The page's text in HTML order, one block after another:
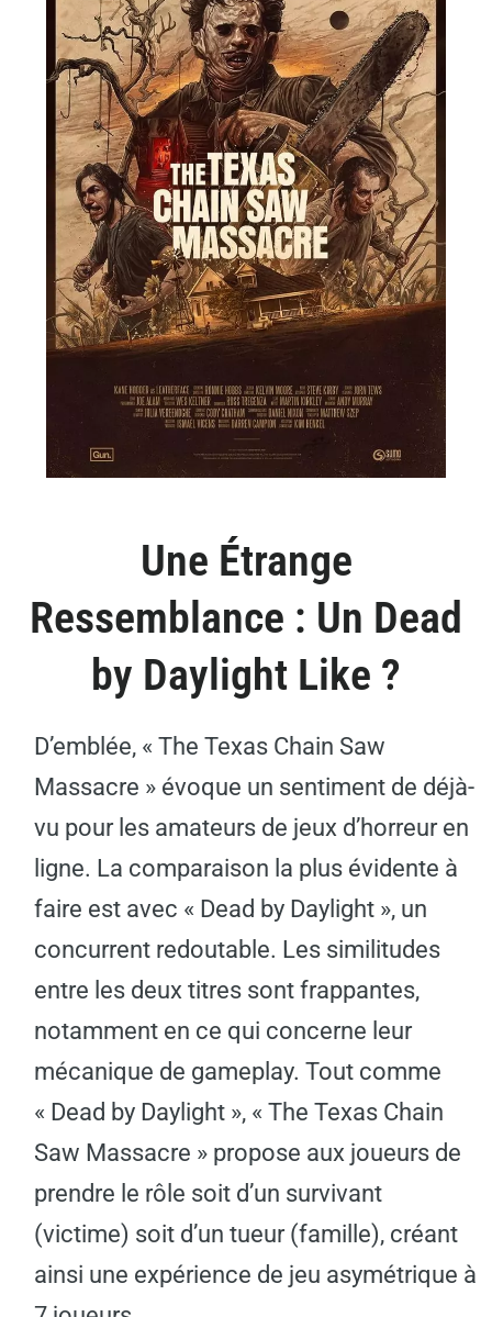
Une Étrange
Ressemblance : Un Dead
by Daylight Like ?
D’emblée, « The Texas Chain Saw
Massacre » évoque un sentiment de déjà-
vu pour les amateurs de jeux d’horreur en
ligne. La comparaison la plus évidente à
faire est avec « Dead by Daylight », un
concurrent redoutable. Les similitudes
entre les deux titres sont frappantes,
notamment en ce qui concerne leur
mécanique de gameplay. Tout comme
« Dead by Daylight », « The Texas Chain
Saw Massacre » propose aux joueurs de
prendre le rôle soit d’un survivant
(victime) soit d’un tueur (famille), créant
ainsi une expérience de jeu asymétrique à